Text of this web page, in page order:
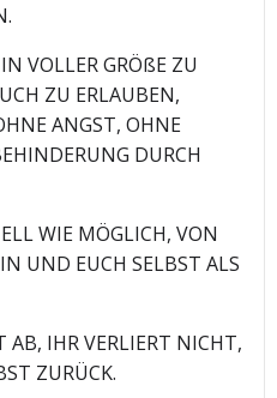
VOLLER GRÖßE ZU
ZU ERLAUBEN,
ANGST, OHNE
DURCH
WIE MÖGLICH, VON
UND EUCH SELBST ALS
AB, IHR VERLIERT NICHT,
ZURÜCK.